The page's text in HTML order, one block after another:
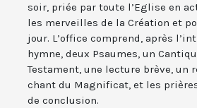
soir, priée par toute l’Eglise en
les merveilles de la Création et
jour. L’office comprend, après
hymne, deux Psaumes, un
Testament, une lecture brève, un
chant du Magnificat, et les
de conclusion.